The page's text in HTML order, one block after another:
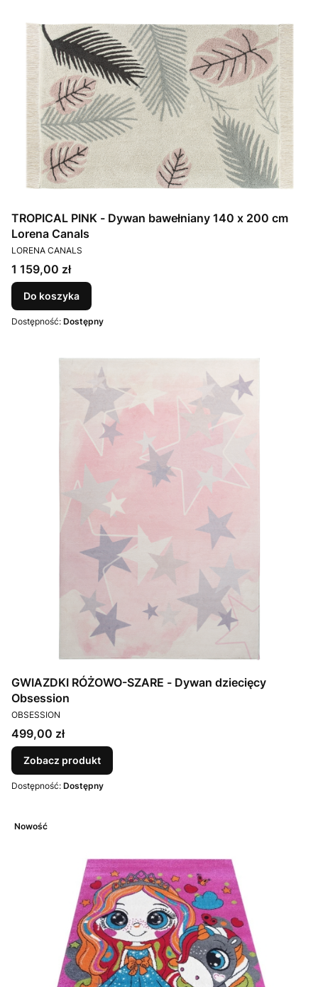
TROPICAL PINK - Dywan bawełniany 140 x 200 cm
Lorena Canals
PRODUCENT
LORENA CANALS
Cena
1 159,00 zł
Do koszyka
Dostępność: Dostępny
GWIAZDKI RÓŻOWO-SZARE - Dywan dziecięcy
Obsession
PRODUCENT
OBSESSION
Cena
499,00 zł
Zobacz produkt
Dostępność: Dostępny
Nowość